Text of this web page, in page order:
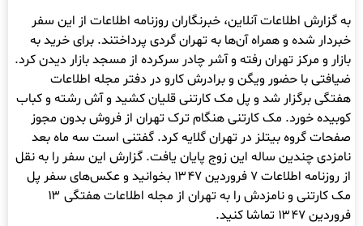
به گزارش اطلاعات آنلاین، خبرنگاران روزنامه اطلاعات از این سفر
خبردار شده و همراه آن‌ها به تهران گردی پرداختند. برای خرید به
بازار و مرکز تهران رفته و آشر چادر سرکرده از مسجد بازار دیدن کرد.
ضیافتی با حضور ویگن و برادرش کارو در دفتر مجله اطلاعات
هفتگی برگزار شد و پل مک کارتنی قلیان کشید و آش رشته و کباب
کوبیده خورد. مک کارتنی هنگام ترک تهران از فروش بدون مجوز
صفحات گروه بیتلز در تهران گلایه کرد. گفتنی است سه ماه بعد
نامزدی چندین ساله این زوج پایان یافت. گزارش این سفر را به نقل
از روزنامه اطلاعات ۷ فروردین ۱۳۴۷ بخوانید و عکس‌های سفر پل
مک کارتنی و نامزدش را به تهران از مجله اطلاعات هفتگی ۱۳
فروردین ۱۳۴۷ تماشا کنید.